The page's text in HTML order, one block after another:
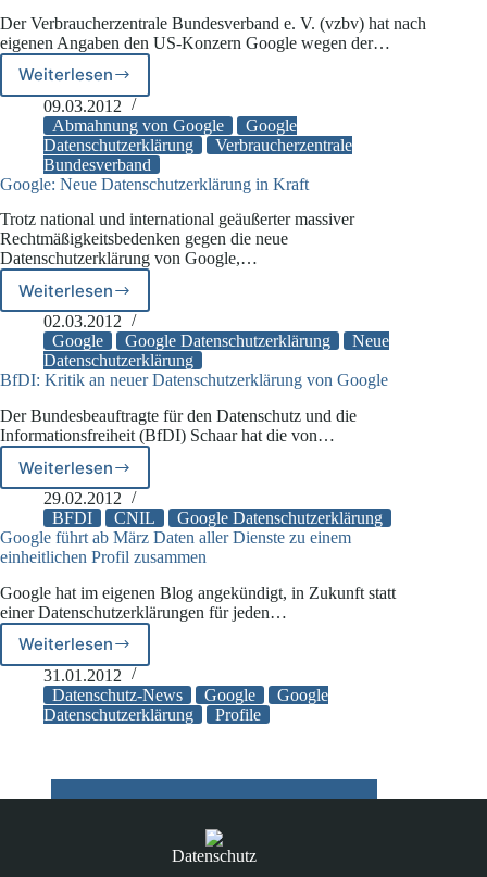
Der Verbraucherzentrale Bundesverband e. V. (vzbv) hat nach
eigenen Angaben den US-Konzern Google wegen der…
Weiterlesen
vzbv:
Abmahnung
von
Google
09.03.2012
Abmahnung von Google
Google
Datenschutzerklärung
Verbraucherzentrale
Bundesverband
Google: Neue Datenschutzerklärung in Kraft
Trotz national und international geäußerter massiver
Rechtmäßigkeitsbedenken gegen die neue
Datenschutzerklärung von Google,…
Weiterlesen
Google:
Neue
Datenschutzerklärung
in
Kraft
02.03.2012
Google
Google Datenschutzerklärung
Neue
Datenschutzerklärung
BfDI: Kritik an neuer Datenschutzerklärung von Google
Der Bundesbeauftragte für den Datenschutz und die
Informationsfreiheit (BfDI) Schaar hat die von…
Weiterlesen
BfDI:
Kritik
an
neuer
Datenschutzerklärung
Google
29.02.2012
BFDI
CNIL
Google Datenschutzerklärung
Google führt ab März Daten aller Dienste zu einem
einheitlichen Profil zusammen
Google hat im eigenen Blog angekündigt, in Zukunft statt
einer Datenschutzerklärungen für jeden…
Weiterlesen
Google
führt
ab
März
Dienste
zu
31.01.2012
Datenschutz-News
Google
Google
Datenschutzerklärung
Profile
Datenschutz